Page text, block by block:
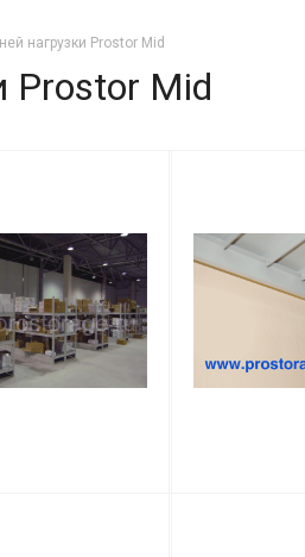
нагрузки Prostor Mid
Prostor Mid